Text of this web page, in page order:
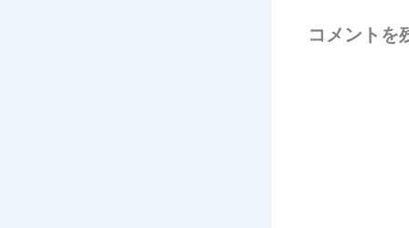
コメントを